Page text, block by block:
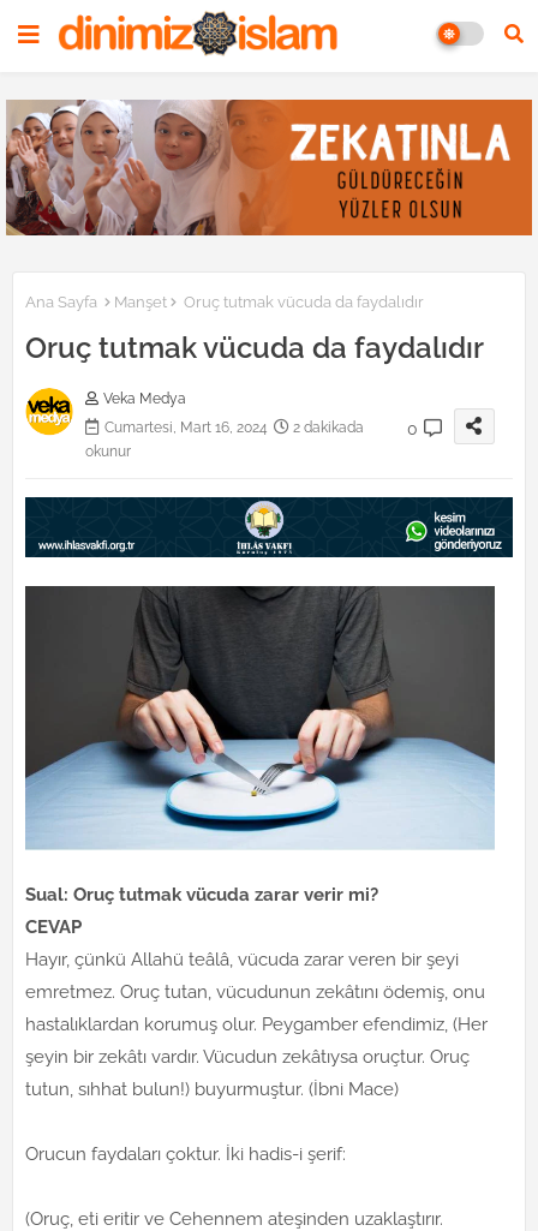
Ana Sayfa Manşet Oruç tutmak vücuda da faydalıdır
Oruç tutmak vücuda da faydalıdır
Veka Medya
Cumartesi, Mart 16, 2024
2 dakikada
okunur
0
Sual: Oruç tutmak vücuda zarar verir mi?
CEVAP
Hayır, çünkü Allahü teâlâ, vücuda zarar veren bir şeyi
emretmez. Oruç tutan, vücudunun zekâtını ödemiş, onu
hastalıklardan korumuş olur. Peygamber efendimiz, (Her
şeyin bir zekâtı vardır. Vücudun zekâtıysa oruçtur. Oruç
tutun, sıhhat bulun!) buyurmuştur. (İbni Mace)
Orucun faydaları çoktur. İki hadis-i şerif:
(Oruç, eti eritir ve Cehennem ateşinden uzaklaştırır.